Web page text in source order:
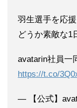
羽生選手を応
どうか素敵な1
avatarin社員一
https://t.co/
— 【公式】